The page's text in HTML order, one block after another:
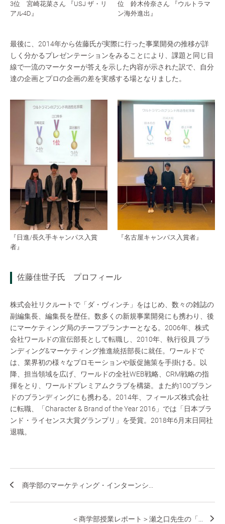
3位 宮崎花菜さん 『USJ ザ・リ
アル4D』
位 鈴木伶奈さん 『ウルトラマ
ン海外進出』
最後に、2014年から佐藤氏が実際に行った事業開発の推移が詳
しく分かるプレゼンテーションをみることにより、課題と同じ目
線で一流のマーケターが答えを示した内容が示された訳で、自分
達の企画とプロの企画の差を実感する場となりました。
『日進/長久手キャンパス入賞
者』
『名古屋キャンパス入賞者』
佐藤佳世子氏 プロフィール
株式会社リクルートで「ダ・ヴィンチ」をはじめ、数々の雑誌の
副編集長、編集長を歴任。数多くの新規事業開発にも携わり、後
にマーケティング局のチーフプランナーとなる。2006年、株式
会社ワールドの宣伝部長として転職し、2010年、執行役員 ブラ
ンディング&マーケティング推進統括部長に就任。ワールドで
は、業界初の様々なプロモーションや販促施策を手掛ける。以
降、担当領域を広げ、ワールドの全社WEB戦略、CRM戦略の指
揮をとり、ワールドプレミアムクラブを構築。また約100ブラン
ドのブランディングにも携わる。2014年、フィールズ株式会社
に転職、「Character & Brand of the Year 2016」では「日本ブラ
ンド・ライセンス大賞グランプリ」を受賞。2018年6月末日同社
退職。
商学部のマーケティング・インターンシ...
＜商学部授業レポート＞瀬之口先生の「...